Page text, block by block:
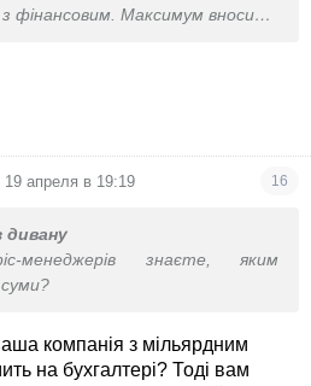
фінансовим. Максимум вносите
19 апреля в 19:19 16
дивану
менеджерів знаєте, яким
компанія з мільярдним
на бухгалтері? Тоді вам